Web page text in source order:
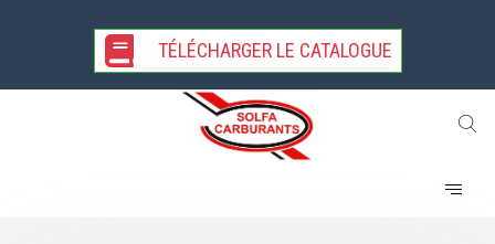
TÉLÉCHARGER LE CATALOGUE